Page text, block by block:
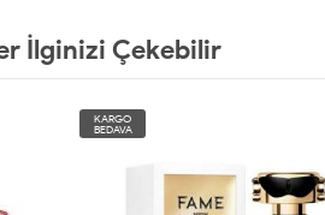
İlginizi Çekebilir
KARGO
BEDAVA